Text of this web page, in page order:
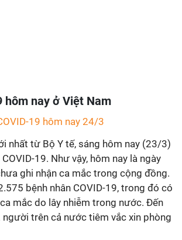
hôm nay ở Việt Nam
19 hôm nay 24/3
nhất từ Bộ Y tế, sáng hôm nay (23/3)
COVID-19. Như vậy, hôm nay là ngày
ghi nhận ca mắc trong cộng đồng.
bệnh nhân COVID-19, trong đó có
mắc do lây nhiễm trong nước. Đến
người trên cả nước tiêm vắc xin phòng